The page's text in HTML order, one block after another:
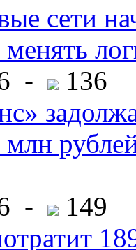
сети
-
136
млн
-
149